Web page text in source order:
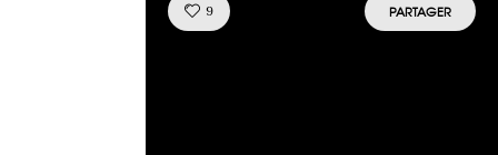
9Like! PARTAGER